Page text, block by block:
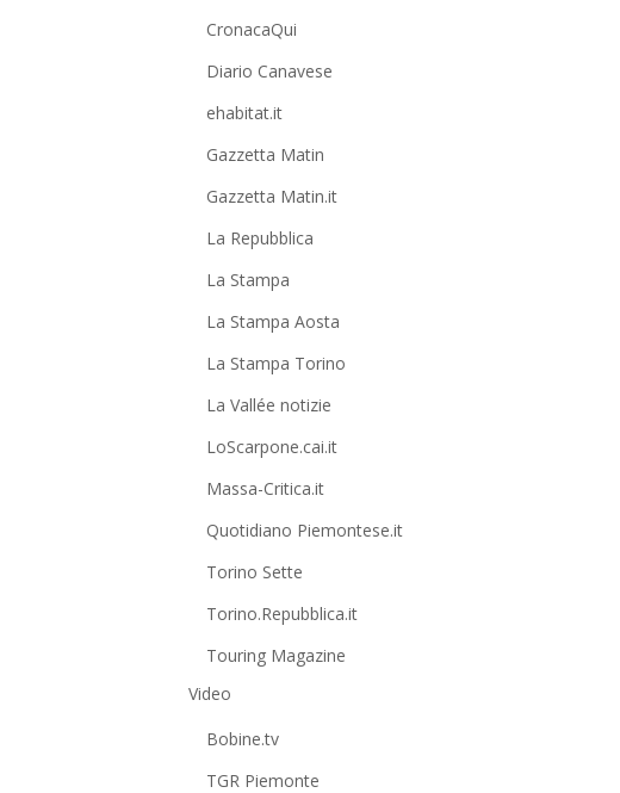
CronacaQui
Diario Canavese
ehabitat.it
Gazzetta Matin
Gazzetta Matin.it
La Repubblica
La Stampa
La Stampa Aosta
La Stampa Torino
La Vallée notizie
LoScarpone.cai.it
Massa-Critica.it
Quotidiano Piemontese.it
Torino Sette
Torino.Repubblica.it
Touring Magazine
Video
Bobine.tv
TGR Piemonte